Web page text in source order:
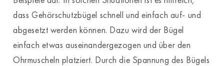
dass Gehörschutzbügel schnell und einfach auf- und
abgesetzt werden können. Dazu wird der Bügel
einfach etwas auseinandergezogen und über den
Ohrmuscheln platziert. Durch die Spannung des Bügels